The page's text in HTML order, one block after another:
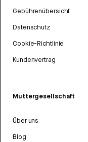
Gebührenübersicht
Datenschutz
Cookie-Richtlinie
Kundenvertrag
Muttergesellschaft
Über uns
Blog